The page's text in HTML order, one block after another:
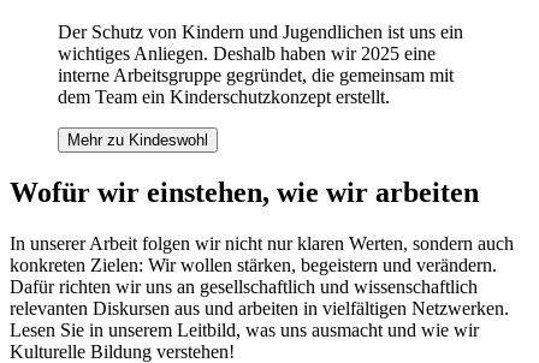
Der Schutz von Kindern und Jugendlichen ist uns ein
wichtiges Anliegen. Deshalb haben wir 2025 eine
interne Arbeitsgruppe gegründet, die gemeinsam mit
dem Team ein Kinderschutzkonzept erstellt.
Mehr zu Kindeswohl
Wofür wir einstehen, wie wir arbeiten
In unserer Arbeit folgen wir nicht nur klaren Werten, sondern auch
konkreten Zielen: Wir wollen stärken, begeistern und verändern.
Dafür richten wir uns an gesellschaftlich und wissenschaftlich
relevanten Diskursen aus und arbeiten in vielfältigen Netzwerken.
Lesen Sie in unserem Leitbild, was uns ausmacht und wie wir
Kulturelle Bildung verstehen!